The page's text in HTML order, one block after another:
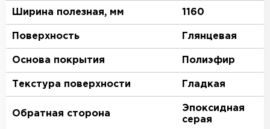
Ширина полезная, мм 1160
Поверхность Глянцевая
Основа покрытия Полиэфир
Текстура поверхности Гладкая
Обратная сторона
Эпоксидная
серая